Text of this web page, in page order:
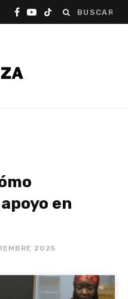
Buscar:
F
k
Y T
en
2025